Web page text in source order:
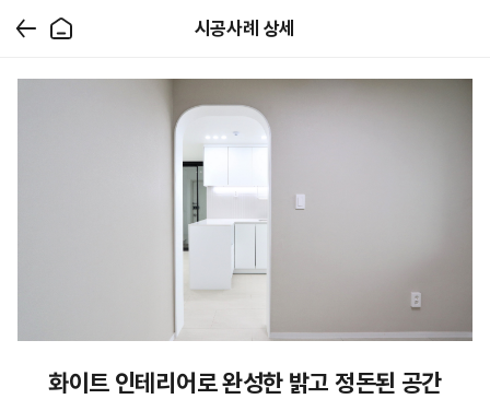
시공사례 상세
화이트 인테리어로 완성한 밝고 정돈된 공간